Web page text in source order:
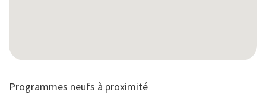
Programmes neufs à proximité